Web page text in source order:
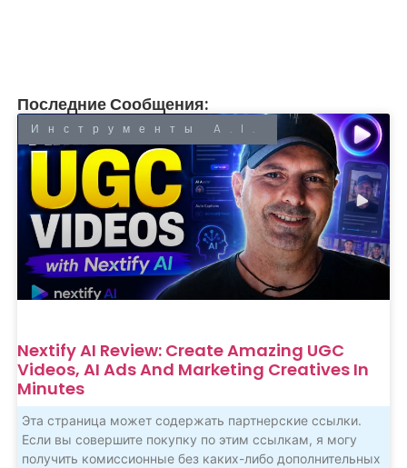
Последние Сообщения:
Инструменты A.I.
Nextify AI Review: Create Amazing UGC
Videos, AI Ads And Marketing Creatives In
Minutes
Эта страница может содержать партнерские ссылки.
Если вы совершите покупку по этим ссылкам, я могу
получить комиссионные без каких-либо дополнительных